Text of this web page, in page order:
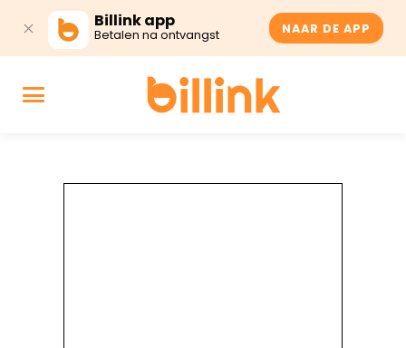
Billink app
Betalen na ontvangst NAAR DE APP